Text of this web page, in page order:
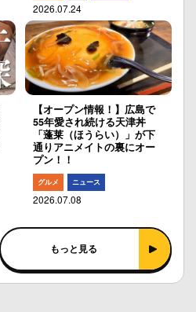
2026.07.24
【オープン情報！】広島で
55年愛され続ける天津丼
「蓬莱（ほうらい）」が下
通りアニメイトの裏にオー
プン！！
グルメ ニュース
2026.07.08
もっと見る